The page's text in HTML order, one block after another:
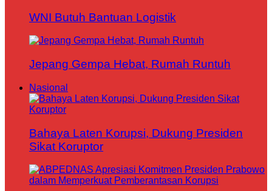
WNI Butuh Bantuan Logistik
Jepang Gempa Hebat, Rumah Runtuh
Nasional
Bahaya Laten Korupsi, Dukung Presiden
Sikat Koruptor